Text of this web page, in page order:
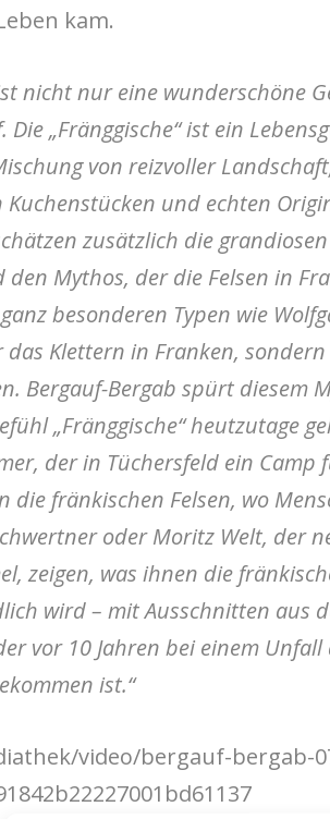
kam.
nicht nur eine wunderschöne
„Fränggische“ ist ein
von reizvoller
und echten
zusätzlich die grandiosen
Mythos, der die Felsen in
besonderen Typen wie
Klettern in Franken,
Bergauf-Bergab spürt diesem
„Fränggische“ heutzutage
der in Tüchersfeld ein Camp
die fränkischen Felsen, wo
oder Moritz Welt, der
zeigen, was ihnen die
wird – mit Ausschnitten aus
vor 10 Jahren bei einem Unfall
ist.“
video/bergauf-bergab-